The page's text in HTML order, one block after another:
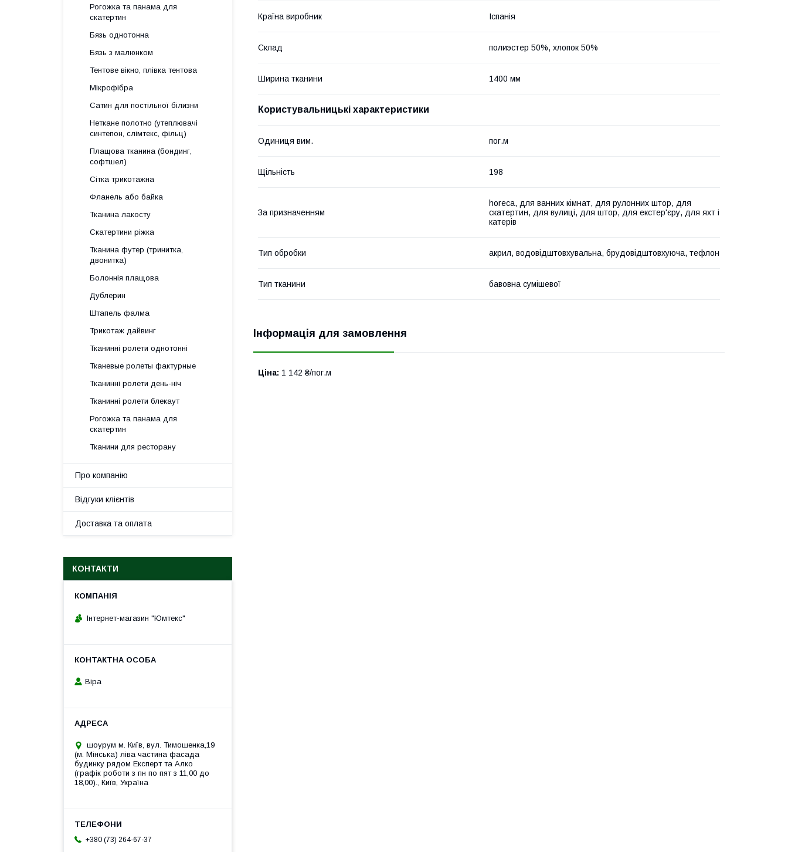
Країна виробник Іспанія
Склад полиэстер 50%, хлопок 50%
Ширина тканини 1400 мм
Користувальницькі характеристики
Одиниця вим. пог.м
Щільність 198
За призначенням
horeca, для ванних кімнат, для рулонних штор, для
скатертин, для вулиці, для штор, для екстер'єру, для яхт і
катерів
Тип обробки акрил, водовідштовхувальна, брудовідштовхуюча, тефлон
Тип тканини бавовна сумішевої
Інформація для замовлення
Ціна: 1 142 ₴/пог.м
Рогожка та панама для
скатертин
Бязь однотонна
Бязь з малюнком
Тентове вікно, плівка тентова
Мікрофібра
Сатин для постільної білизни
Неткане полотно (утеплювачі
синтепон, слімтекс, фільц)
Плащова тканина (бондинг,
софтшел)
Сітка трикотажна
Фланель або байка
Тканина лакосту
Скатертини ріжка
Тканина футер (тринитка,
двонитка)
Болоннія плащова
Дублерин
Штапель фалма
Трикотаж дайвинг
Тканинні ролети однотонні
Тканевые ролеты фактурные
Тканинні ролети день-ніч
Тканинні ролети блекаут
Рогожка та панама для
скатертин
Тканини для ресторану
Про компанію
Відгуки клієнтів
Доставка та оплата
КОНТАКТИ
Інтернет-магазин "Юмтекс"
Віра
шоурум м. Київ, вул. Тимошенка,19
(м. Мінська) ліва частина фасада
будинку рядом Експерт та Алко
(графік роботи з пн по пят з 11,00 до
18,00)., Київ, Україна
+380 (73) 264-67-37